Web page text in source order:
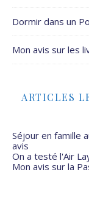
Dormir dans un
Mon avis sur les
ARTICLES
Séjour en famille
avis
On a testé l'Air
Mon avis sur la